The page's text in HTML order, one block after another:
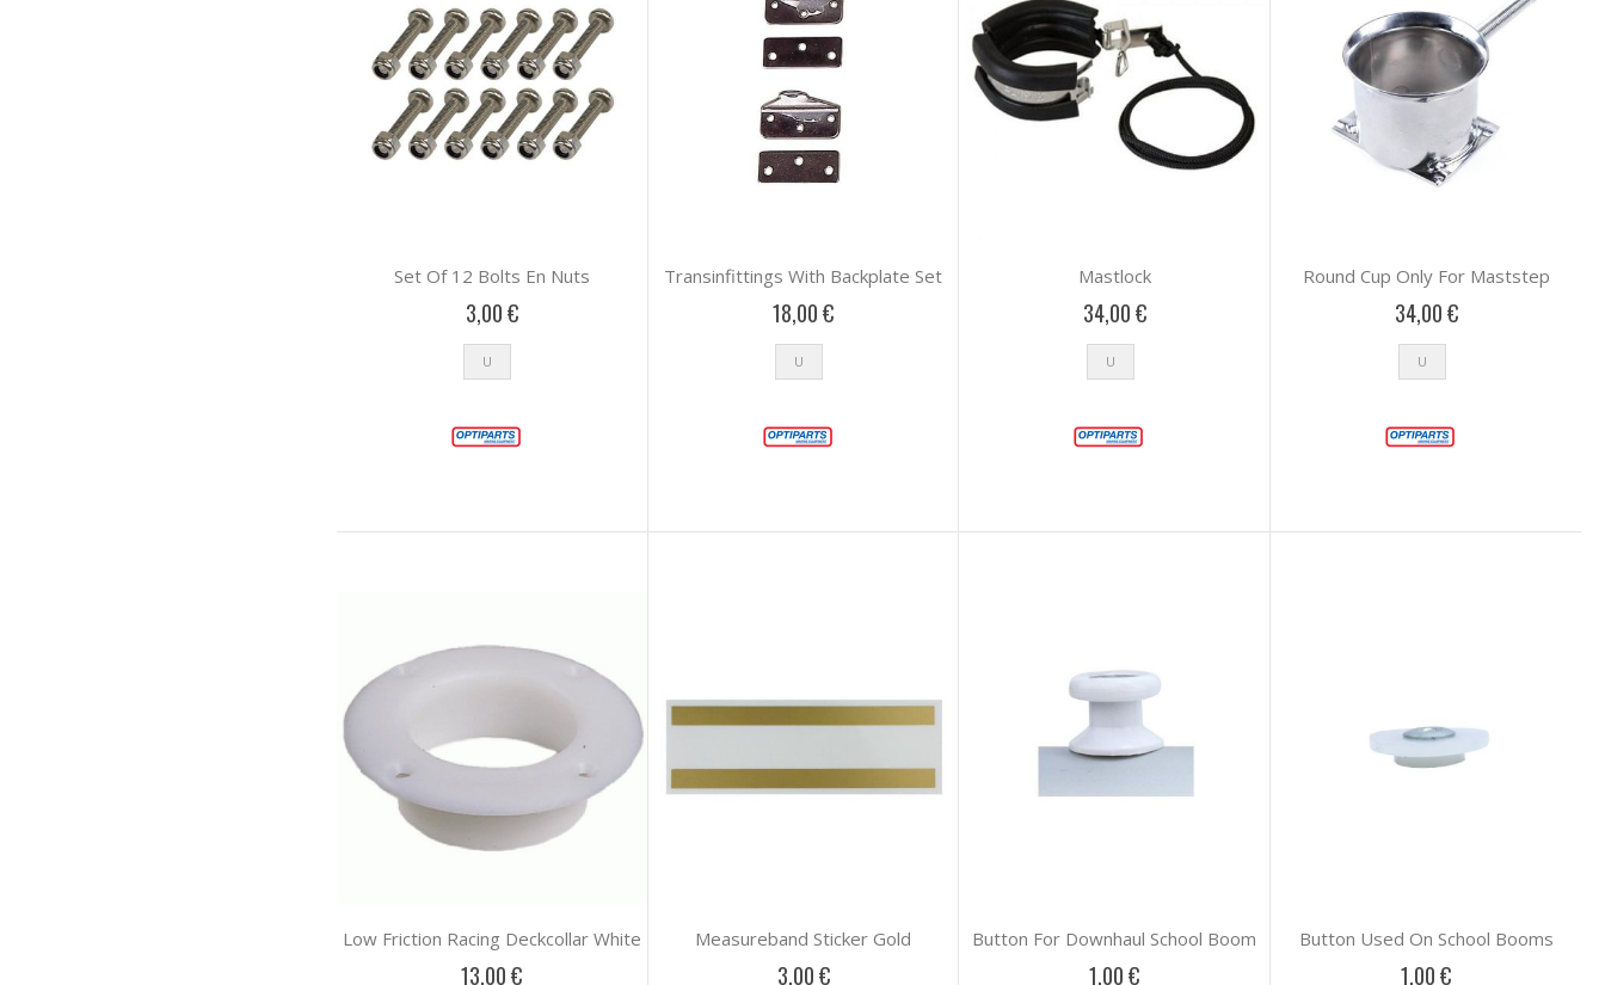
Set Of 12 Bolts En Nuts
3,00 €
U
Transinfittings With Backplate Set
18,00 €
U
Mastlock
34,00 €
U
Round Cup Only For Maststep
34,00 €
U
Low Friction Racing Deckcollar White
13,00 €
Measureband Sticker Gold
3,00 €
Button For Downhaul School Boom
1,00 €
Button Used On School Booms
1,00 €